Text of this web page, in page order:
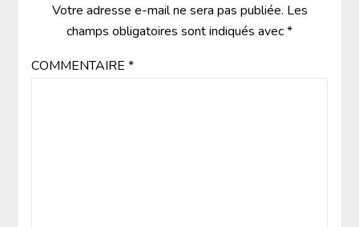
Votre adresse e-mail ne sera pas publiée. Les
champs obligatoires sont indiqués avec*
COMMENTAIRE *